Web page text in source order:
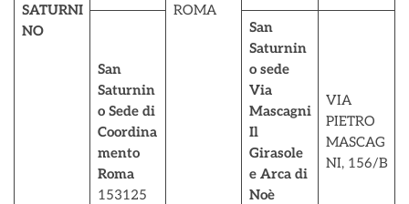
SATURNI
NO
ROMA
San
Saturnin
o Sede di
Coordina
mento
Roma
153125
San
Saturnin
o sede
Via
Mascagni
Il
Girasole
e Arca di
Noè
VIA
PIETRO
MASCAG
NI, 156/B